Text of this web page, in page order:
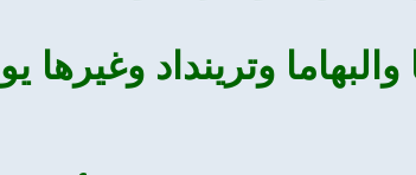
وترينداد وغيرها يوم الجمعة